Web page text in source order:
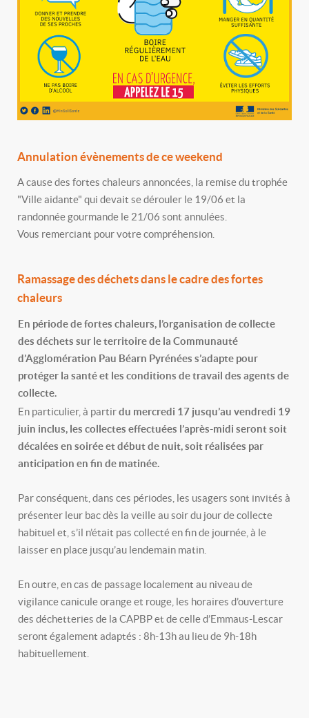
Annulation évènements de ce weekend
A cause des fortes chaleurs annoncées, la remise du trophée
"Ville aidante" qui devait se dérouler le 19/06 et la
randonnée gourmande le 21/06 sont annulées.
Vous remerciant pour votre compréhension.
Ramassage des déchets dans le cadre des fortes
chaleurs
En période de fortes chaleurs, l’organisation de collecte
des déchets sur le territoire de la Communauté
d’Agglomération Pau Béarn Pyrénées s’adapte pour
protéger la santé et les conditions de travail des agents de
collecte.
En particulier, à partirdu mercredi 17 jusqu’au vendredi 19
juin inclus, les collectes effectuées l’après-midi seront soit
décalées en soirée et début de nuit, soit réalisées par
anticipation en fin de matinée.
Par conséquent, dans ces périodes, les usagers sont invités à
présenter leur bac dès la veille au soir du jour de collecte
habituel et, s’il n’était pas collecté en fin de journée, à le
laisser en place jusqu’au lendemain matin.
En outre, en cas de passage localement au niveau de
vigilance canicule orange et rouge, les horaires d’ouverture
des déchetteries de la CAPBP et de celle d’Emmaus-Lescar
seront également adaptés : 8h-13h au lieu de 9h-18h
habituellement.